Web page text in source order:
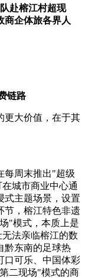
赴榕江村超现
商企体旅各界人
链路
更大价值，在于其
每周末推出"超级
城市商业中心通
式主题场景，设置
节，榕江特色非遗
"模式，本质上是
法亲临榕江的数
黔东南的足球热
口可乐、中国体彩
二现场"模式的商